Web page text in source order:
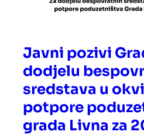
Javni pozivi
dodjelu
sredstava u
potpore
grada Livna za